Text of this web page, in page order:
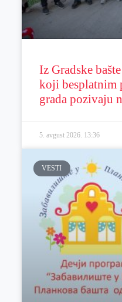
Iz Gradske
koji besplatnim
grada pozivaju
5. avgust 2026. 13:36
VESTI